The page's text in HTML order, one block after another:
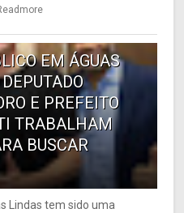
EM ÁGUAS
E PREFEITO
TRABALHAM
BUSCAR
Lindas tem sido uma